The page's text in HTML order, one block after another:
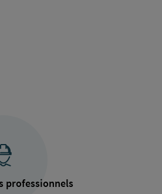
professionnels